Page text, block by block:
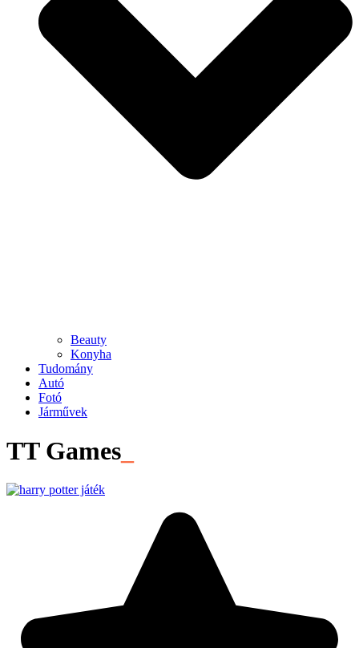
Beauty
Konyha
Tudomány
Autó
Fotó
Járművek
TT Games